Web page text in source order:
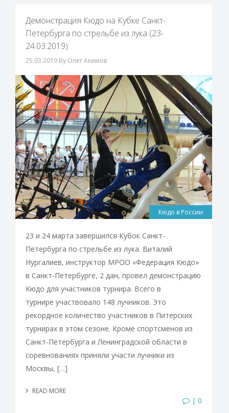
Демонстрация Кюдо на Кубке Санкт-
Петербурга по стрельбе из лука (23-
24.03.2019)
25.03.2019 By Олег Акимов
Кюдо в России
23 и 24 марта завершился Кубок Санкт-
Петербурга по стрельбе из лука. Виталий
Нургалиев, инструктор МРОО «Федерация Кюдо»
в Санкт-Петербурге, 2 дан, провел демонстрацию
Кюдо для участников турнира. Всего в
турнире участвовало 148 лучников. Это
рекордное количество участников в Питерских
турнирах в этом сезоне. Кроме спортсменов из
Санкт-Петербурга и Ленинградской области в
соревнованиях приняли участи лучники из
Москвы, […]
READ MORE
| 0